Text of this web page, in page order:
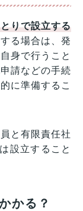
りで設立する
る場合は、発
身で行うこと
請などの手続
に準備するこ
と有限責任社
設立すること
かる？